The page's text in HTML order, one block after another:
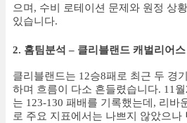
으며, 수비 로테이션 문제와 원정 상
있습니다.
2. 홈팀분석 – 클리블랜드 캐벌리어스
클리블랜드는 12승8패로 최근 두 경
하며 흐름이 다소 흔들렸습니다. 11
는 123-130 패배를 기록했는데, 리바
로 주요 지표에서는 나쁘지 않았으나